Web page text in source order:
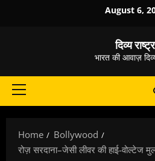
August 6,
दिव्य राष्ट्र
भारत की आवाज़
Primary
Home
Bollywood
रोज़ सरदाना–जेसी लीवर की हाई-वोल्टेज